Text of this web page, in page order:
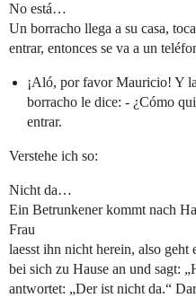
No está…
Un borracho llega a su casa,
entrar, entonces se va a un
¡Aló, por favor Mauricio! Y
borracho le dice: - ¿Cómo
entrar.
Verstehe ich so:
Nicht da…
Ein Betrunkener kommt nach
Frau
laesst ihn nicht herein, also
bei sich zu Hause an und sagt:
antwortet: „Der ist nicht da.“